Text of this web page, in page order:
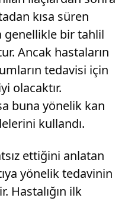
kısa süren
genellikle bir tahlil
Ancak hastaların
tedavisi için
olacaktır.
buna yönelik kan
kullandı.
ettiğini anlatan
yönelik tedavinin
Hastalığın ilk